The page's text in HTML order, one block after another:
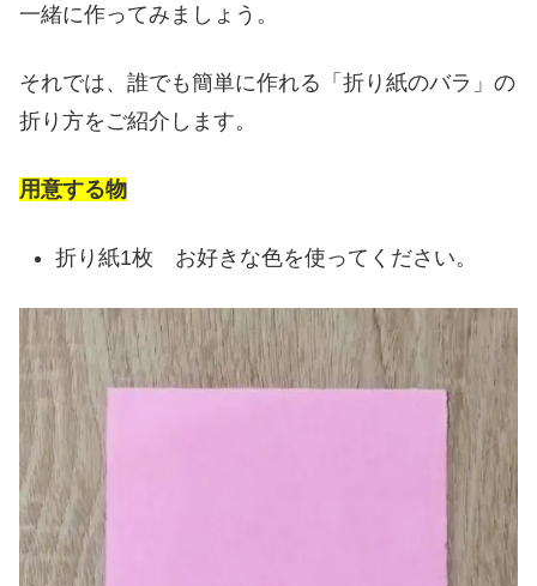
一緒に作ってみましょう。
それでは、誰でも簡単に作れる「折り紙のバラ」の
折り方をご紹介します。
用意する物
折り紙1枚 お好きな色を使ってください。